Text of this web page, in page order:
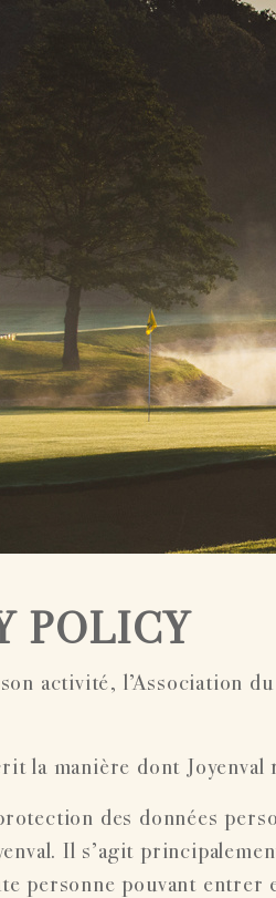
POLICY
activité, l’Association
la manière dont
des données
Il s’agit
personne pouvant entrer